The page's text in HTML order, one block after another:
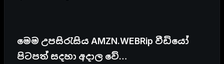
මෙම උපසිරැසිය AMZN.WEBRip වීඩියෝ
පිටපත් සදහා අදාල වේ…